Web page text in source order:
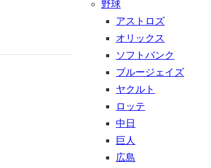
野球
アストロズ
オリックス
ソフトバンク
ブルージェイズ
ヤクルト
ロッテ
中日
巨人
広島